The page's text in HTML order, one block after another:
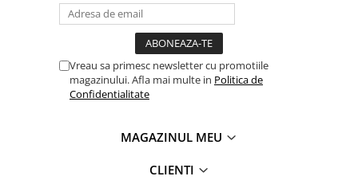
Depozitare jucarii
Jucarii si accesorii
Mobila copii
Depozitare si organizare
Vreau sa primesc newsletter cu promotiile
magazinului. Afla mai multe in Politica de
Confidentialitate
MAGAZINUL MEU
CLIENTI